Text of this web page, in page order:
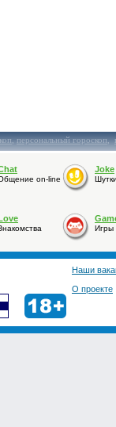
,персональный гороскоп,
on-line
Joke
Игры
Наши
О проекте